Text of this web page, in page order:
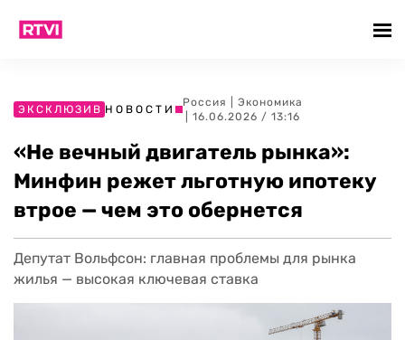
ЭКСКЛЮЗИВ НОВОСТИ
Россия
Экономика
| 16.06.2026 / 13:16
«Не вечный двигатель рынка»:
Минфин режет льготную ипотеку
втрое — чем это обернется
Депутат Вольфсон: главная проблемы для рынка
жилья — высокая ключевая ставка